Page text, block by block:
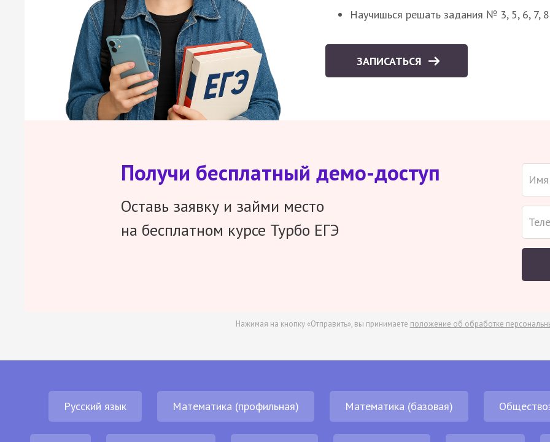
Научишься решать задания № 3, 5, 6, 7,
ЗАПИСАТЬСЯ
Получи бесплатный демо-доступ
Оставь заявку и займи место
на бесплатном курсе Турбо ЕГЭ
Нажимая на кнопку «Отправить», вы принимаете положение об обработке
Русский язык Математика (профильная) Математика (базовая)